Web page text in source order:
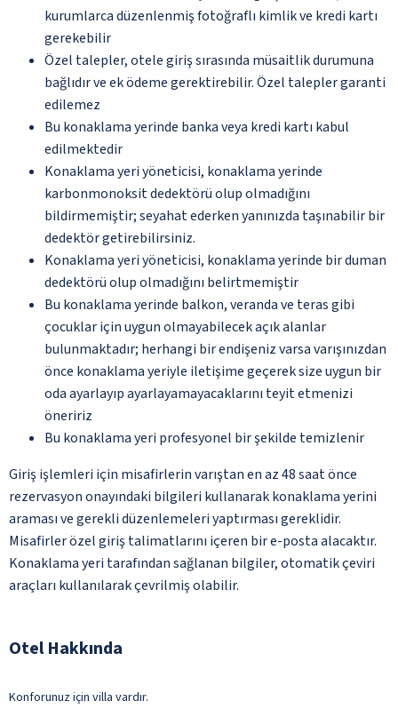
kurumlarca düzenlenmiş fotoğraflı kimlik ve kredi kartı
gerekebilir
Özel talepler, otele giriş sırasında müsaitlik durumuna
bağlıdır ve ek ödeme gerektirebilir. Özel talepler garanti
edilemez
Bu konaklama yerinde banka veya kredi kartı kabul
edilmektedir
Konaklama yeri yöneticisi, konaklama yerinde
karbonmonoksit dedektörü olup olmadığını
bildirmemiştir; seyahat ederken yanınızda taşınabilir bir
dedektör getirebilirsiniz.
Konaklama yeri yöneticisi, konaklama yerinde bir duman
dedektörü olup olmadığını belirtmemiştir
Bu konaklama yerinde balkon, veranda ve teras gibi
çocuklar için uygun olmayabilecek açık alanlar
bulunmaktadır; herhangi bir endişeniz varsa varışınızdan
önce konaklama yeriyle iletişime geçerek size uygun bir
oda ayarlayıp ayarlayamayacaklarını teyit etmenizi
öneririz
Bu konaklama yeri profesyonel bir şekilde temizlenir
Giriş işlemleri için misafirlerin varıştan en az 48 saat önce
rezervasyon onayındaki bilgileri kullanarak konaklama yerini
araması ve gerekli düzenlemeleri yaptırması gereklidir.
Misafirler özel giriş talimatlarını içeren bir e-posta alacaktır.
Konaklama yeri tarafından sağlanan bilgiler, otomatik çeviri
araçları kullanılarak çevrilmiş olabilir.
Otel Hakkında
Konforunuz için villa vardır.